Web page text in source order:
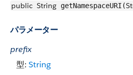
public String getNamespaceURI(
パラメーター
prefix
型: String